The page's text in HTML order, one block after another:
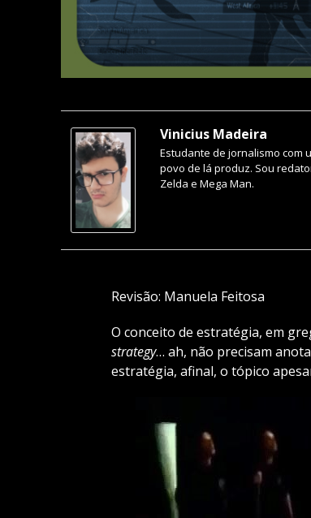
Vinicius Madeira
Estudante de jornalismo com
povo de lá produz. Sou
Zelda e Mega Man.
Revisão: Manuela Feitosa
O conceito de estratégia, em
strategy… ah, não precisam
estratégia, afinal, o tópico